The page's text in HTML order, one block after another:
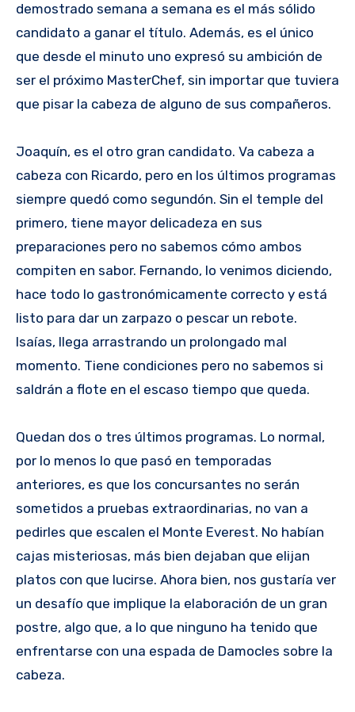
demostrado semana a semana es el más sólido
candidato a ganar el título. Además, es el único
que desde el minuto uno expresó su ambición de
ser el próximo MasterChef, sin importar que tuviera
que pisar la cabeza de alguno de sus compañeros.
Joaquín, es el otro gran candidato. Va cabeza a
cabeza con Ricardo, pero en los últimos programas
siempre quedó como segundón. Sin el temple del
primero, tiene mayor delicadeza en sus
preparaciones pero no sabemos cómo ambos
compiten en sabor. Fernando, lo venimos diciendo,
hace todo lo gastronómicamente correcto y está
listo para dar un zarpazo o pescar un rebote.
Isaías, llega arrastrando un prolongado mal
momento. Tiene condiciones pero no sabemos si
saldrán a flote en el escaso tiempo que queda.
Quedan dos o tres últimos programas. Lo normal,
por lo menos lo que pasó en temporadas
anteriores, es que los concursantes no serán
sometidos a pruebas extraordinarias, no van a
pedirles que escalen el Monte Everest. No habían
cajas misteriosas, más bien dejaban que elijan
platos con que lucirse. Ahora bien, nos gustaría ver
un desafío que implique la elaboración de un gran
postre, algo que, a lo que ninguno ha tenido que
enfrentarse con una espada de Damocles sobre la
cabeza.